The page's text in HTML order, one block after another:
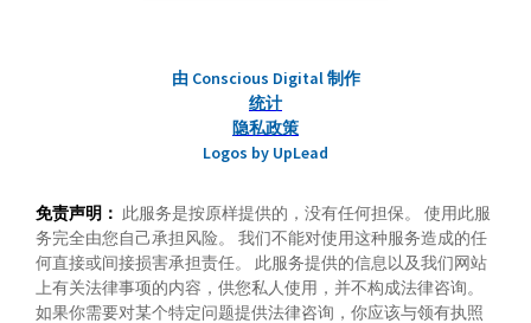
由 Conscious Digital 制作
统计
隐私政策
Logos by UpLead
免责声明： 此服务是按原样提供的，没有任何担保。 使用此服
务完全由您自己承担风险。 我们不能对使用这种服务造成的任
何直接或间接损害承担责任。 此服务提供的信息以及我们网站
上有关法律事项的内容，供您私人使用，并不构成法律咨询。
如果你需要对某个特定问题提供法律咨询，你应该与领有执照